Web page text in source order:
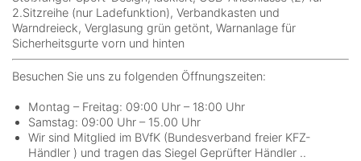
2.Sitzreihe (nur Ladefunktion), Verbandkasten und
Warndreieck, Verglasung grün getönt, Warnanlage für
Sicherheitsgurte vorn und hinten
Besuchen Sie uns zu folgenden Öffnungszeiten:
Montag – Freitag: 09:00 Uhr – 18:00 Uhr
Samstag: 09:00 Uhr – 15.00 Uhr
Wir sind Mitglied im BVfK (Bundesverband freier KFZ-
Händler ) und tragen das Siegel Geprüfter Händler ..